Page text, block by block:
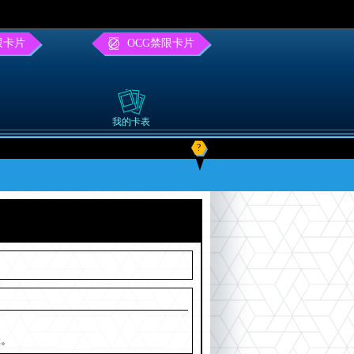
卡片 OCG禁限卡片
我的卡表
?